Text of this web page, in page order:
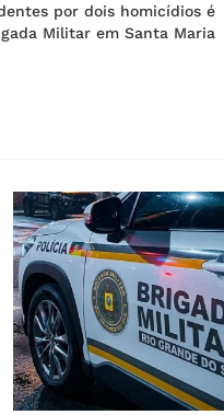
por dois homicídios é
Militar em Santa Maria